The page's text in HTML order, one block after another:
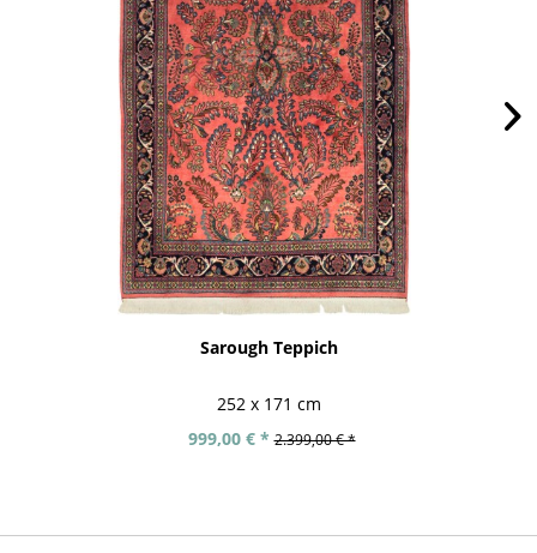
Sarough Teppich
252 x 171 cm
999,00 € * 2.399,00 € *